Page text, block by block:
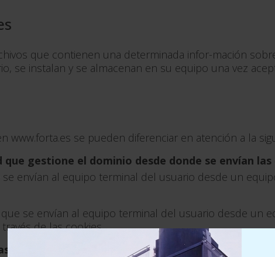
que contienen una determinada infor-mación
se instalan y se almacenan en su equipo una vez
www.forta.es se pueden diferenciar en atención a la
que gestione el dominio desde donde se envían las
envían al equipo terminal del usuario desde un
se envían al equipo terminal del usuario desde un
de las cookies.
en la página www.forta.es es el siguiente: